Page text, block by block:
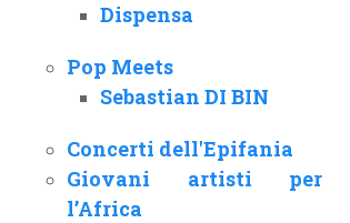
Dispensa
Pop Meets
Sebastian DI BIN
Concerti dell'Epifania
Giovani artisti per
l’Africa